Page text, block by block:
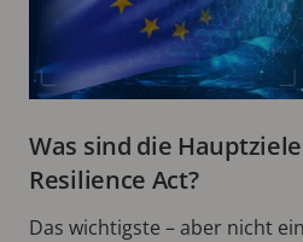
Was sind die
Resilience Act?
Das wichtigste – aber nicht